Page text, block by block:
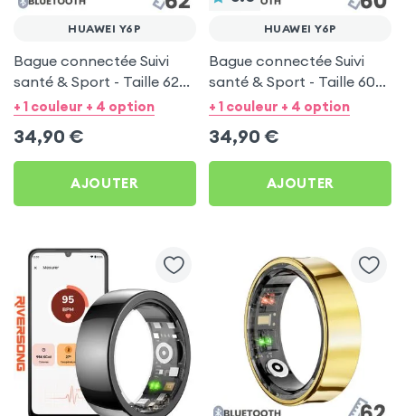
HUAWEI Y6P
Bague connectée Suivi
santé & Sport - Taille 62
Noir
+ 1 couleur + 4 option
34,90 €
AJOUTER
HUAWEI Y6P
Bague connectée Suivi
santé & Sport - Taille 60
Argent
+ 1 couleur + 4 option
34,90 €
AJOUTER